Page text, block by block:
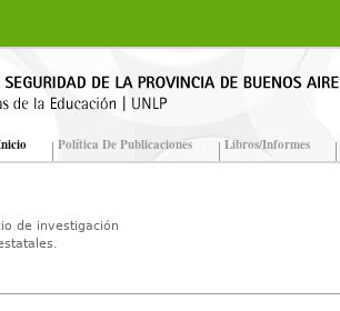
Política De Publicaciones Libros/Informes
de investigación